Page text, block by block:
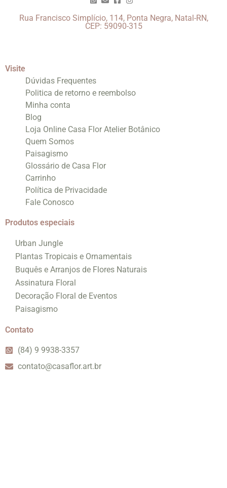
Rua Francisco Simplício, 114, Ponta Negra, Natal-RN,
CEP: 59090-315
Visite
Dúvidas Frequentes
Politica de retorno e reembolso
Minha conta
Blog
Loja Online Casa Flor Atelier Botânico
Quem Somos
Paisagismo
Glossário de Casa Flor
Carrinho
Política de Privacidade
Fale Conosco
Produtos especiais
Urban Jungle
Plantas Tropicais e Ornamentais
Buquês e Arranjos de Flores Naturais
Assinatura Floral
Decoração Floral de Eventos
Paisagismo
Contato
(84) 9 9938-3357
contato@casaflor.art.br